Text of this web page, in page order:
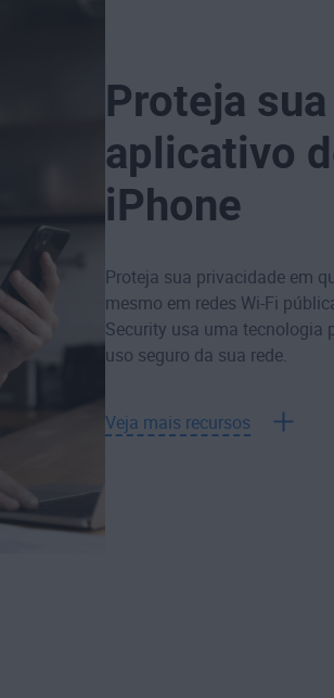
Proteja
aplicativo
iPhone
Proteja sua privacidade em
mesmo em redes Wi-Fi
Security usa uma tecnologia
uso seguro da sua rede.
Veja mais recursos